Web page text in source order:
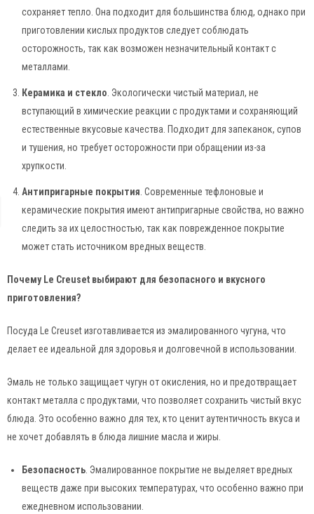
сохраняет тепло. Она подходит для большинства блюд, однако при
приготовлении кислых продуктов следует соблюдать
осторожность, так как возможен незначительный контакт с
металлами.
Керамика и стекло . Экологически чистый материал, не
вступающий в химические реакции с продуктами и сохраняющий
естественные вкусовые качества. Подходит для запеканок, супов
и тушения, но требует осторожности при обращении из-за
хрупкости.
Антипригарные покрытия . Современные тефлоновые и
керамические покрытия имеют антипригарные свойства, но важно
следить за их целостностью, так как поврежденное покрытие
может стать источником вредных веществ.
Почему Le Creuset выбирают для безопасного и вкусного
приготовления?
Посуда Le Creuset изготавливается из эмалированного чугуна, что
делает ее идеальной для здоровья и долговечной в использовании.
Эмаль не только защищает чугун от окисления, но и предотвращает
контакт металла с продуктами, что позволяет сохранить чистый вкус
блюда. Это особенно важно для тех, кто ценит аутентичность вкуса и
не хочет добавлять в блюда лишние масла и жиры.
Безопасность . Эмалированное покрытие не выделяет вредных
веществ даже при высоких температурах, что особенно важно при
ежедневном использовании.